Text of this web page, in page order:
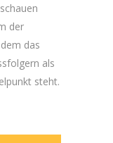
der
das
als
steht.